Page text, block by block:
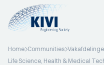
Home Communities
Life Science, Health & Medical